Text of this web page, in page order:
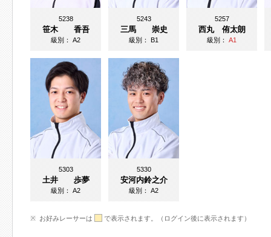
5238
笹木 香吾
級別：A2
5243
三馬 崇史
級別：B1
5257
西丸 侑太朗
級別：A1
5303
土井 歩夢
級別：A2
5330
安河内鈴之介
級別：A2
お好みレーサーは で表示されます。（ログイン後に表示されます）